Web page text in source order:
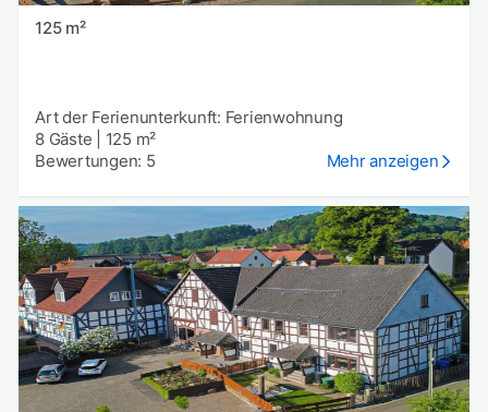
125 m²
Art der Ferienunterkunft: Ferienwohnung
8 Gäste
125 m²
Bewertungen: 5
Mehr anzeigen